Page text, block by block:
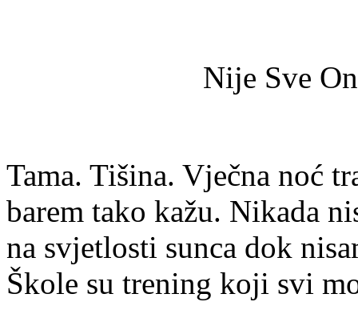
Nije Sve
Tama. Tišina. Vječna noć
barem tako kažu. Nikada
na svjetlosti sunca dok
Škole su trening koji svi